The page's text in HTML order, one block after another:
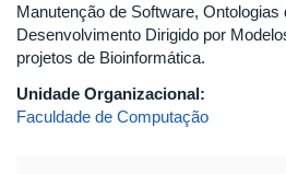
Manutenção de Software, Ontologias
Desenvolvimento Dirigido por
projetos de Bioinformática.
Unidade Organizacional:
Faculdade de Computação